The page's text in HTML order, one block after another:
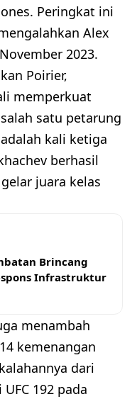
Peringkat ini
Alex
2023.
Poirier,
memperkuat
satu petarung
kali ketiga
berhasil
juara kelas
Brincang
Infrastruktur
menambah
kemenangan
dari
192 pada